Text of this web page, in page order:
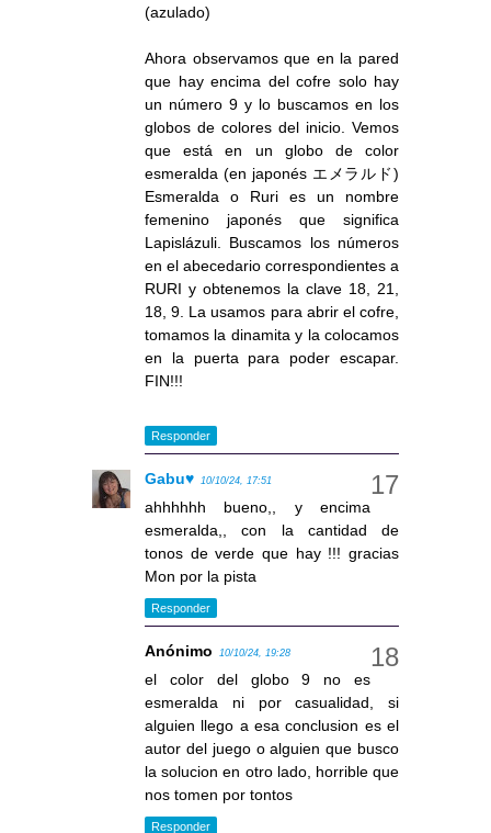
(azulado)
Ahora observamos que en la pared
que hay encima del cofre solo hay
un número 9 y lo buscamos en los
globos de colores del inicio. Vemos
que está en un globo de color
esmeralda (en japonés エメラルド)
Esmeralda o Ruri es un nombre
femenino japonés que significa
Lapislázuli. Buscamos los números
en el abecedario correspondientes a
RURI y obtenemos la clave 18, 21,
18, 9. La usamos para abrir el cofre,
tomamos la dinamita y la colocamos
en la puerta para poder escapar.
FIN!!!
Responder
Gabu♥ 10/10/24, 17:51
ahhhhhh bueno,, y encima
esmeralda,, con la cantidad de
tonos de verde que hay !!! gracias
Mon por la pista
Responder
Anónimo 10/10/24, 19:28
el color del globo 9 no es
esmeralda ni por casualidad, si
alguien llego a esa conclusion es el
autor del juego o alguien que busco
la solucion en otro lado, horrible que
nos tomen por tontos
Responder